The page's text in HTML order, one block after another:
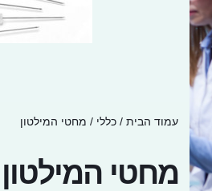
עמוד הבית / כללי / מחטי המילטון
מחטי המילטון